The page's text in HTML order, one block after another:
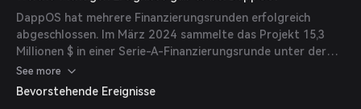
DappOS hat mehrere Finanzierungsrunden erfolgreich
abgeschlossen. Im März 2024 sammelte das Projekt 15,3
Millionen $ in einer Serie-A-Finanzierungsrunde unter der
Leitung von Polychain Capital und erreichte eine Bewertung
von 300 Millionen $. Zuvor sicherte sich DappOS im Juli 2023
Seed-Finanzierung mit einer Bewertung von 50 Millionen $,
See more
Bevorstehende Ereignisse